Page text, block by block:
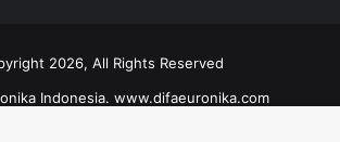
2026, All Rights Reserved
Indonesia. www.difaeuronika.com